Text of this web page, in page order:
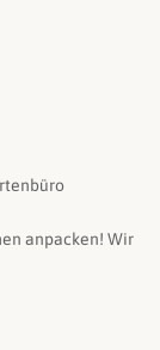
anpacken! Wir